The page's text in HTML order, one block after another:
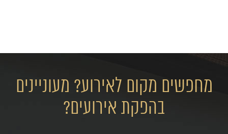
מחפשים מקום לאירוע? מעוניינים
בהפקת אירועים?